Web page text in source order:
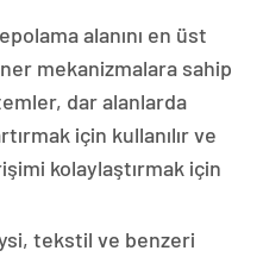
alanını en üst
mekanizmalara sahip
dar alanlarda
için kullanılır ve
kolaylaştırmak için
tekstil ve benzeri